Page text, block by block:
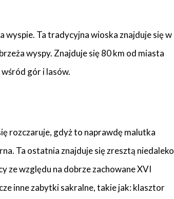
Ta tradycyjna wioska znajduje się w
wyspy. Znajduje się 80 km od miasta
gór i lasów.
rozczaruje, gdyż to naprawdę malutka
Ta ostatnia znajduje się zresztą niedaleko
ze względu na dobrze zachowane XVI
inne zabytki sakralne, takie jak: klasztor